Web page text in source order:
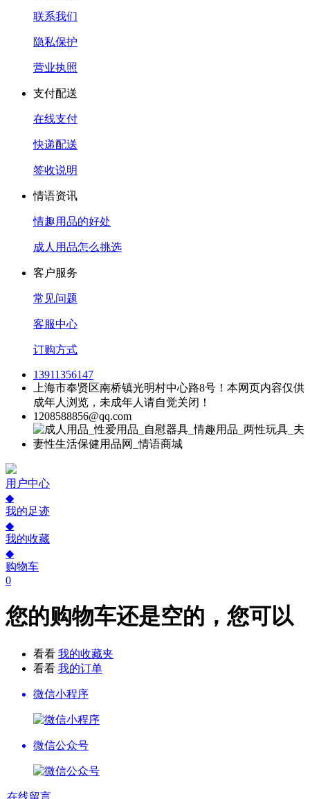
联系我们
隐私保护
营业执照
支付配送
在线支付
快递配送
签收说明
情语资讯
情趣用品的好处
成人用品怎么挑选
客户服务
常见问题
客服中心
订购方式
13911356147
上海市奉贤区南桥镇光明村中心路8号！本网页内容仅供
成年人浏览，未成年人请自觉关闭！
1208588856@qq.com
用户中心
◆
我的足迹
◆
我的收藏
◆
购物车
0
您的购物车还是空的，您可以
看看 我的收藏夹
看看 我的订单
微信小程序
微信公众号
在线留言